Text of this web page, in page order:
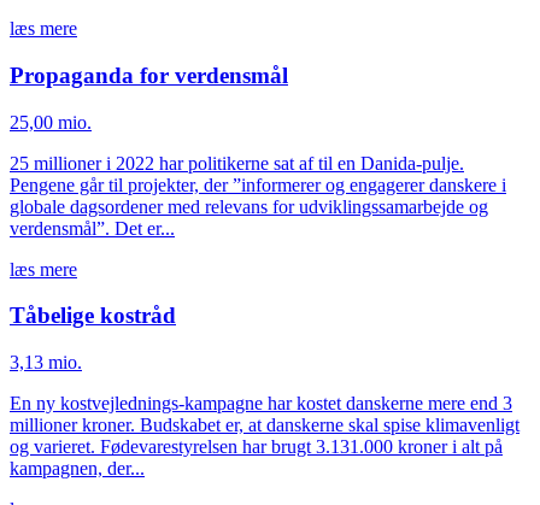
læs mere
Propaganda for verdensmål
25,00 mio.
25 millioner i 2022 har politikerne sat af til en Danida-pulje.
Pengene går til projekter, der ”informerer og engagerer danskere i
globale dagsordener med relevans for udviklingssamarbejde og
verdensmål”. Det er...
læs mere
Tåbelige kostråd
3,13 mio.
En ny kostvejlednings-kampagne har kostet danskerne mere end 3
millioner kroner. Budskabet er, at danskerne skal spise klimavenligt
og varieret. Fødevarestyrelsen har brugt 3.131.000 kroner i alt på
kampagnen, der...